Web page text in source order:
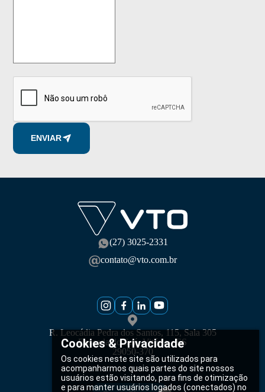
ENVIAR
(27) 3025-2331
contato@vto.com.br
R. Leocádia Pedra dos Santos, 115, Sala 305
Enseada do Suá, Vitória - ES
29050-370
Cookies & Privacidade
Os cookies neste site são utilizados para
acompanharmos quais partes do site nossos
usuários estão visitando, para fins de otimização
e para manter usuários logados (conectados) no